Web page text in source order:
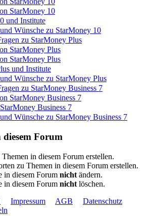
StarMoney 10
und Institute
Wünsche zu StarMoney 10
zu StarMoney Plus
StarMoney Plus
StarMoney Plus
und Institute
Wünsche zu StarMoney Plus
zu StarMoney Business 7
StarMoney Business 7
Business 7
Wünsche zu StarMoney Business 7
Forum
Themen in diesem Forum erstellen.
zu Themen in diesem Forum erstellen.
in diesem Forum nicht ändern.
in diesem Forum nicht löschen.
Impressum AGB
Datenschutz